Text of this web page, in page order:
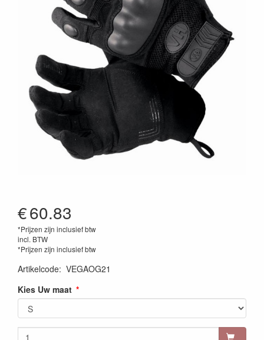
€60.83
*Prijzen zijn inclusief btw
incl. BTW
*Prijzen zijn inclusief btw
Artikelcode: VEGAOG21
Kies Uw maat